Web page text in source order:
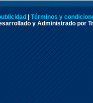
Términos y
y Administrado por